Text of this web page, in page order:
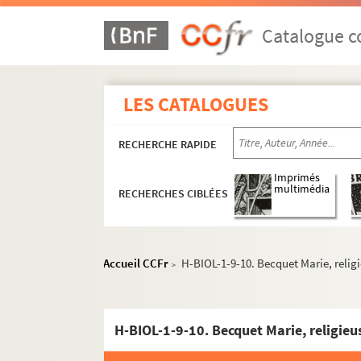
Catalogue
LES CATALOGUES
RECHERCHE RAPIDE
RECHERCHES CIBLÉES
Imprimés
multimédia
Accueil CCFr > H-BIOL-1-9-10. Becquet Marie,
H-BIOL-1-9-10. Becquet Marie,
H-BIOL-1-1. Acheray à Aernout
H-BIOL-1-2. Agache à Akermann